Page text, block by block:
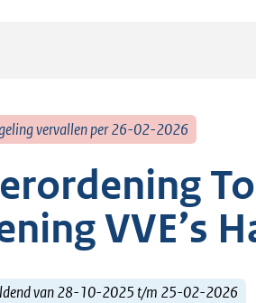
vervallen per 26-02-2026
VVE’s
van 28-10-2025 t/m 25-02-2026